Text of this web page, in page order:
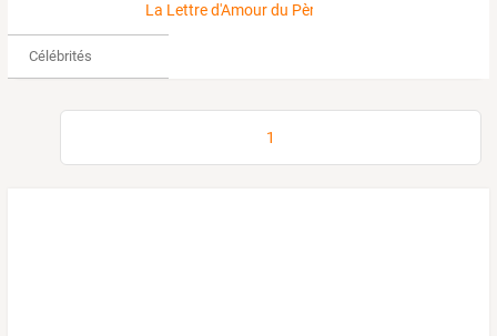
La Lettre d'Amour du Père
Célébrités
1